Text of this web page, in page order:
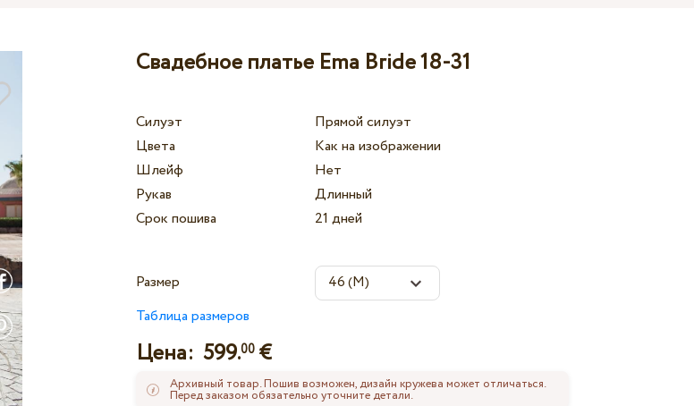
Свадебное платье Ema Bride 18-31
Силуэт
Прямой силуэт
Цвета
Как на изображении
Шлейф
Нет
Рукав
Длинный
Срок пошива
21 дней
Размер
Таблица размеров
Цена: 599.00 €
Архивный товар. Пошив возможен, дизайн кружева может отличаться.
Перед заказом обязательно уточните детали.